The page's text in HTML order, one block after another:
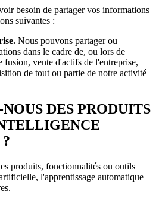
besoin de partager vos informations
suivantes :
Nous pouvons partager ou
dans le cadre de, ou lors de
fusion, vente d'actifs de l'entreprise,
de tout ou partie de notre activité
DES PRODUITS
produits, fonctionnalités ou outils
l'apprentissage automatique